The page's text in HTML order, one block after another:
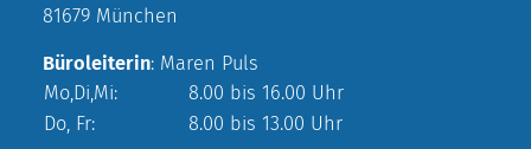
81679 München
Büroleiterin: Maren Puls
Mo,Di,Mi:
8.00 bis 16.00 Uhr
Do, Fr:
8.00 bis 13.00 Uhr